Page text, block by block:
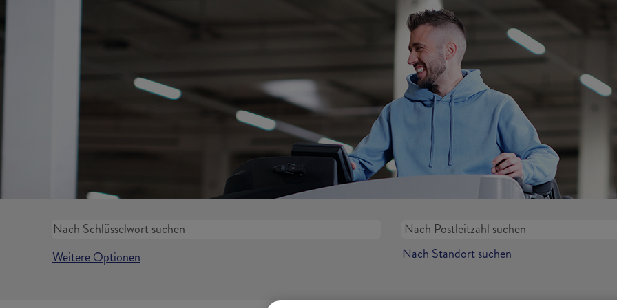
Nach Standort suchen
Weitere Optionen